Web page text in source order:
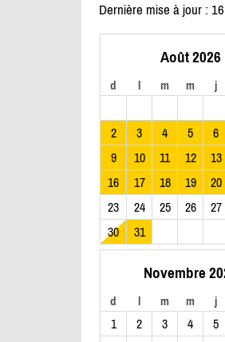
Dernière mise à jour :
Août 2026
d l m m j
2
3 4 5 6
9
10 11 12 13
16
17 18 19 20
23
24 25 26 27
30
31
Novembre
d l m m j
1 2 3 4 5